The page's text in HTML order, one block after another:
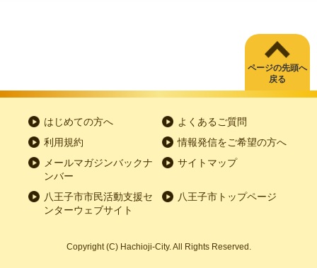
ページの先頭へ
戻る
はじめての方へ
よくあるご質問
利用規約
情報発信をご希望の方へ
メールマガジンバックナ
ンバー
サイトマップ
八王子市市民活動支援セ
ンターウェブサイト
八王子市トップページ
Copyright(C) Hachioji-City. All Rights Reserved.